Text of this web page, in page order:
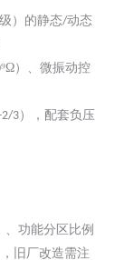
级）的静态/动态
⁹Ω）、微振动控
2/3），配套负压
、功能分区比例
，旧厂改造需注